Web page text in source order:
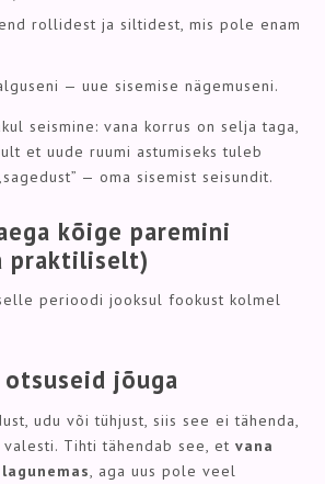
rollidest ja siltidest, mis pole enam
— uue sisemise nägemuseni.
seismine: vana korrus on selja taga,
et uude ruumi astumiseks tuleb
— oma sisemist seisundit.
kõige paremini
praktiliselt)
perioodi jooksul fookust kolmel
jõuga
udu või tühjust, siis see ei tähenda,
Tihti tähendab see, et vana
, aga uus pole veel